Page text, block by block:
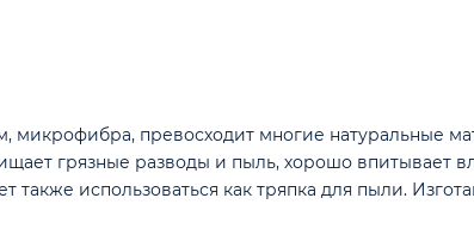
микрофибра, превосходит многие натуральные
грязные разводы и пыль, хорошо впитывает
использоваться как тряпка для пыли.